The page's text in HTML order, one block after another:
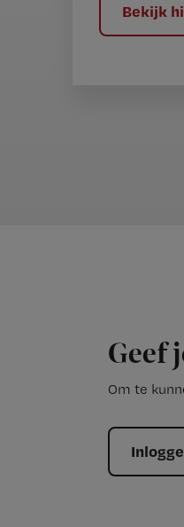
Bekijk
Geef
Om te